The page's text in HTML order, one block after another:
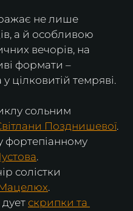
не лише
а й особливою
вечорів, на
формати –
цілковитій темряві.
сольним
Позднишевої.
фортепіанному
.
солістки
.
скрипки та